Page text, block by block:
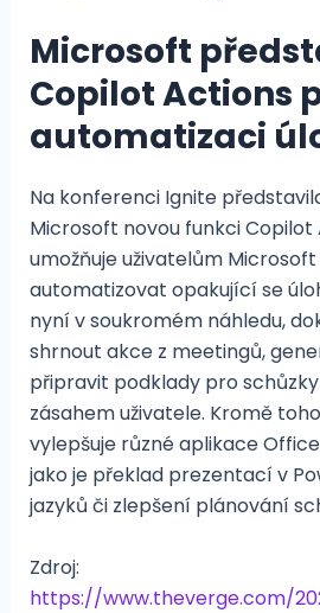
Microsoft
Copilot Actions
automatizaci
Na konferenci Ignite
Microsoft novou funkci
umožňuje uživatelům
automatizovat opakující se
nyní v soukromém náhledu,
shrnout akce z meetingů,
připravit podklady pro
zásahem uživatele. Kromě
vylepšuje různé aplikace
jako je překlad prezentací v
jazyků či zlepšení plánování
Zdroj:
https://www.theverge.com/